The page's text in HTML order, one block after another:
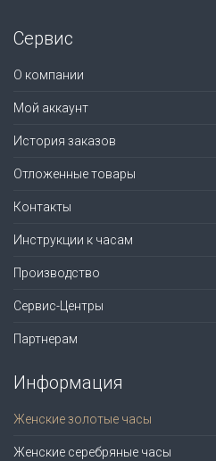
Сервис
О компании
Мой аккаунт
История заказов
Отложенные товары
Контакты
Инструкции к часам
Производство
Сервис-Центры
Партнерам
Информация
Женские золотые часы
Женские серебряные часы